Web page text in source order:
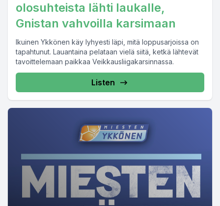
olosuhteista lähti laukalle,
Gnistan vahvoilla karsimaan
Ikuinen Ykkönen käy lyhyesti läpi, mitä loppusarjoissa on
tapahtunut. Lauantaina pelataan vielä siitä, ketkä lähtevät
tavoittelemaan paikkaa Veikkausliigakarsinnassa.
Listen